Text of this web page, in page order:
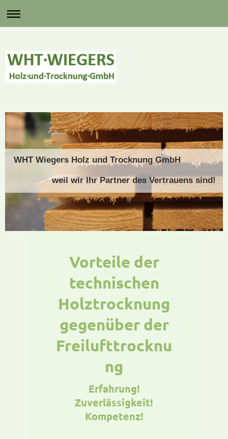
WHT Wiegers Holz und Trocknung GmbH
weil wir Ihr Partner des Vertrauens sind!
Vorteile der
technischen
Holztrocknung
gegenüber der
Freilufttrocknu
ng
Erfahrung!
Zuverlässigkeit!
Kompetenz!